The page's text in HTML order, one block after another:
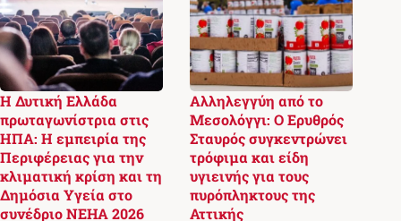
Η Δυτική Ελλάδα
πρωταγωνίστρια στις
ΗΠΑ: Η εμπειρία της
Περιφέρειας για την
κλιματική κρίση και τη
Δημόσια Υγεία στο
συνέδριο NEHA 2026
Αλληλεγγύη από το
Μεσολόγγι: Ο Ερυθρός
Σταυρός συγκεντρώνει
τρόφιμα και είδη
υγιεινής για τους
πυρόπληκτους της
Αττικής